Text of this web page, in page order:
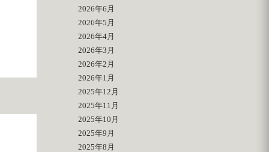
2026年6月
2026年5月
2026年4月
2026年3月
2026年2月
2026年1月
2025年12月
2025年11月
2025年10月
2025年9月
2025年8月